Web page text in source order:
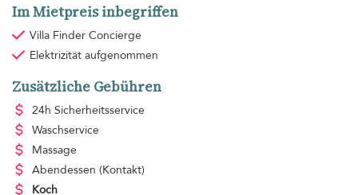
Im Mietpreis inbegriffen
Villa Finder Concierge
Elektrizität aufgenommen
Zusätzliche Gebühren
24h Sicherheitsservice
Waschservice
Massage
Abendessen (Kontakt)
Koch